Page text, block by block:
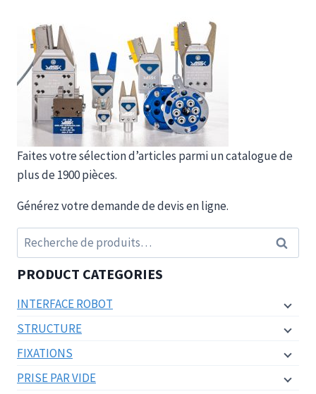
Faites votre sélection d’articles parmi un catalogue de
plus de 1900 pièces.
Générez votre demande de devis en ligne.
Recherche
pour :
PRODUCT CATEGORIES
INTERFACE ROBOT
STRUCTURE
FIXATIONS
PRISE PAR VIDE